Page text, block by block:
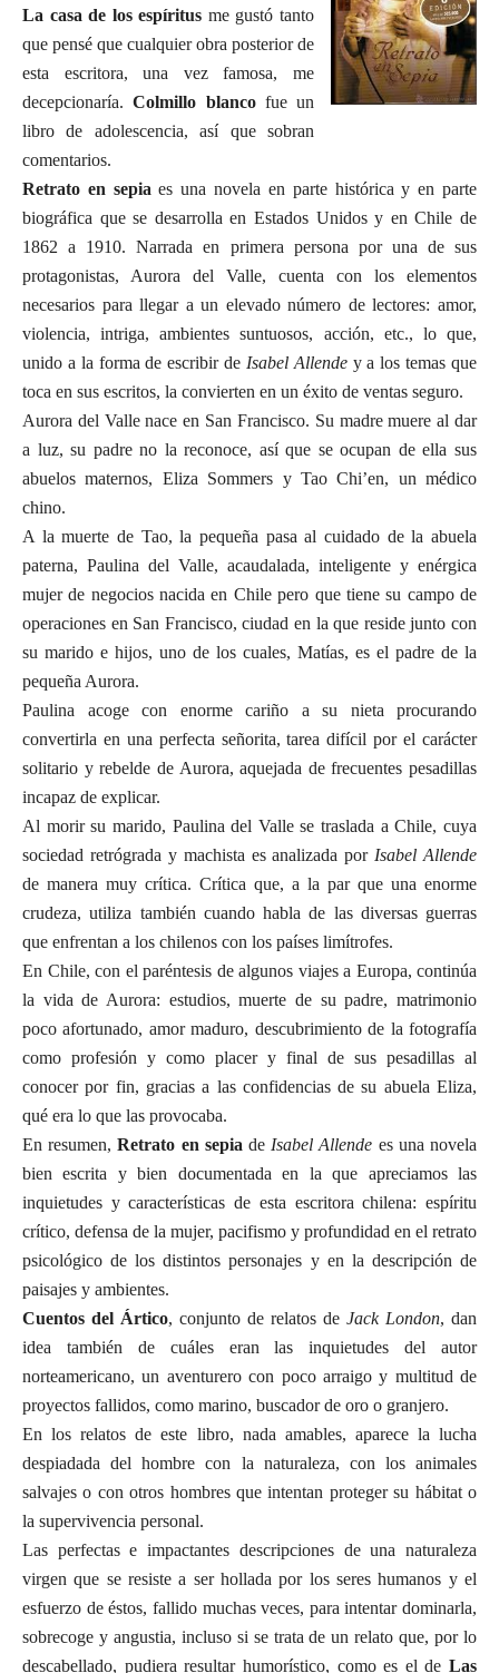
La casa de los espíritus me gustó tanto
que pensé que cualquier obra posterior de
esta escritora, una vez famosa, me
decepcionaría.Colmillo blanco fue un
libro de adolescencia, así que sobran
comentarios.
Retrato en sepiaes una novela en parte histórica y en parte
biográfica que se desarrolla en Estados Unidos y en Chile de
1862 a 1910. Narrada en primera persona por una de sus
protagonistas, Aurora del Valle, cuenta con los elementos
necesarios para llegar a un elevado número de lectores: amor,
violencia, intriga, ambientes suntuosos, acción, etc., lo que,
unido a la forma de escribir de Isabel Allendey a los temas que
toca en sus escritos, la convierten en un éxito de ventas seguro.
Aurora del Valle nace en San Francisco. Su madre muere al dar
a luz, su padre no la reconoce, así que se ocupan de ella sus
abuelos maternos, Eliza Sommers y Tao Chi’en, un médico
chino.
A la muerte de Tao, la pequeña pasa al cuidado de la abuela
paterna, Paulina del Valle, acaudalada, inteligente y enérgica
mujer de negocios nacida en Chile pero que tiene su campo de
operaciones en San Francisco, ciudad en la que reside junto con
su marido e hijos, uno de los cuales, Matías, es el padre de la
pequeña Aurora.
Paulina acoge con enorme cariño a su nieta procurando
convertirla en una perfecta señorita, tarea difícil por el carácter
solitario y rebelde de Aurora, aquejada de frecuentes pesadillas
incapaz de explicar.
Al morir su marido, Paulina del Valle se traslada a Chile, cuya
sociedad retrógrada y machista es analizada por Isabel Allende
de manera muy crítica. Crítica que, a la par que una enorme
crudeza, utiliza también cuando habla de las diversas guerras
que enfrentan a los chilenos con los países limítrofes.
En Chile, con el paréntesis de algunos viajes a Europa, continúa
la vida de Aurora: estudios, muerte de su padre, matrimonio
poco afortunado, amor maduro, descubrimiento de la fotografía
como profesión y como placer y final de sus pesadillas al
conocer por fin, gracias a las confidencias de su abuela Eliza,
qué era lo que las provocaba.
En resumen,Retrato en sepia de Isabel Allende es una novela
bien escrita y bien documentada en la que apreciamos las
inquietudes y características de esta escritora chilena: espíritu
crítico, defensa de la mujer, pacifismo y profundidad en el retrato
psicológico de los distintos personajes y en la descripción de
paisajes y ambientes.
Cuentos del Ártico, conjunto de relatos de Jack London, dan
idea también de cuáles eran las inquietudes del autor
norteamericano, un aventurero con poco arraigo y multitud de
proyectos fallidos, como marino, buscador de oro o granjero.
En los relatos de este libro, nada amables, aparece la lucha
despiadada del hombre con la naturaleza, con los animales
salvajes o con otros hombres que intentan proteger su hábitat o
la supervivencia personal.
Las perfectas e impactantes descripciones de una naturaleza
virgen que se resiste a ser hollada por los seres humanos y el
esfuerzo de éstos, fallido muchas veces, para intentar dominarla,
sobrecoge y angustia, incluso si se trata de un relato que, por lo
descabellado, pudiera resultar humorístico, como es el de Las